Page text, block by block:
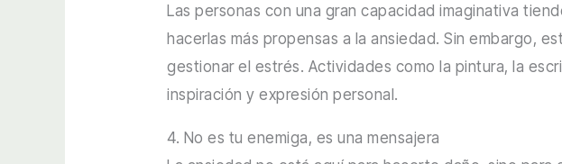
Las personas con una gran capacidad imaginativa
hacerlas más propensas a la ansiedad. Sin embargo,
gestionar el estrés. Actividades como la pintura, la
inspiración y expresión personal.
4. No es tu enemiga, es una mensajera